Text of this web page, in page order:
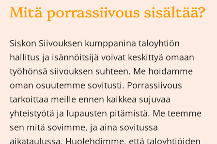
Mitä porrassiivous sisältää?
Siskon Siivouksen kumppanina taloyhtiön
hallitus ja isännöitsijä voivat keskittyä omaan
työhönsä siivouksen suhteen. Me hoidamme
oman osuutemme sovitusti. Porrassiivous
tarkoittaa meille ennen kaikkea sujuvaa
yhteistyötä ja lupausten pitämistä. Me teemme
sen mitä sovimme, ja aina sovitussa
aikataulussa. Huolehdimme, että taloyhtiöiden